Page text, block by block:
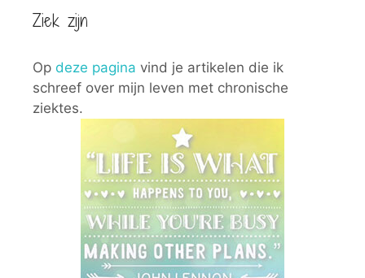
Ziek zijn
Op deze pagina vind je artikelen die ik
schreef over mijn leven met chronische
ziektes.